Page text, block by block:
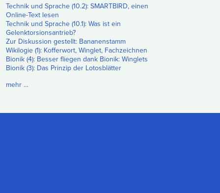
Technik und Sprache (10.2): SMARTBIRD, einen
Online-Text lesen
Technik und Sprache (10.1): Was ist ein
Gelenktorsionsantrieb?
Zur Diskussion gestellt: Bananenstamm
Wikilogie (1): Kofferwort, Winglet, Fachzeichnen
Bionik (4): Besser fliegen dank Bionik: Winglets
Bionik (3): Das Prinzip der Lotosblätter
mehr …